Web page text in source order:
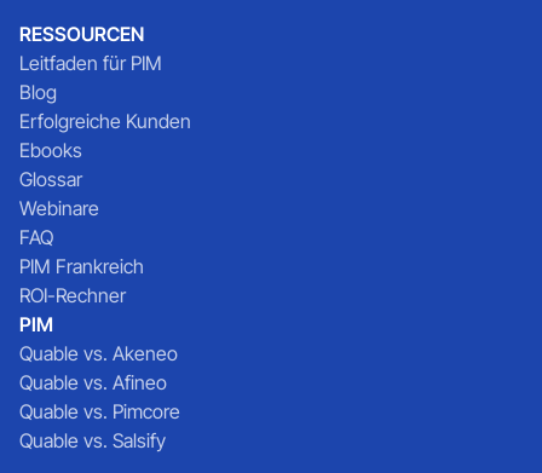
RESSOURCEN
Leitfaden für PIM
Blog
Erfolgreiche Kunden
Ebooks
Glossar
Webinare
FAQ
PIM Frankreich
ROI-Rechner
PIM
Quable vs. Akeneo
Quable vs. Afineo
Quable vs. Pimcore
Quable vs. Salsify